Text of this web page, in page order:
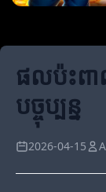
ផលប៉ះព
បច្ចុប្បន្ន
2026-04-15